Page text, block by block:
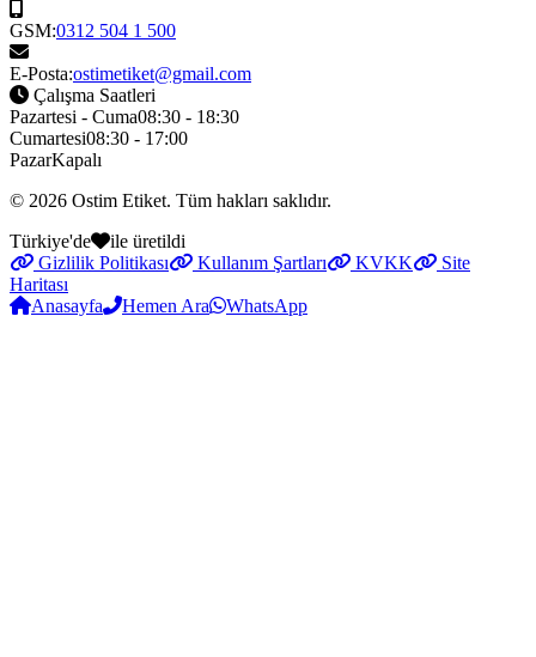
GSM:0312 504 1 500
E-Posta:ostimetiket@gmail.com
Çalışma Saatleri
Pazartesi - Cuma08:30 - 18:30
Cumartesi08:30 - 17:00
PazarKapalı
© 2026 Ostim Etiket. Tüm hakları saklıdır.
Türkiye'de
ile üretildi
Gizlilik Politikası
Kullanım Şartları KVKK
Site
Haritası
Anasayfa
Hemen Ara WhatsApp